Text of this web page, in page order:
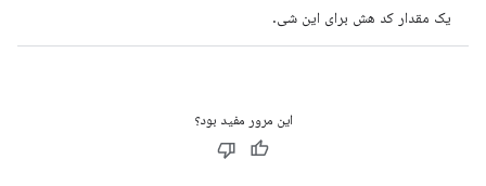
یک مقدار کد هش برای این شی.
این مرور مفید بود؟